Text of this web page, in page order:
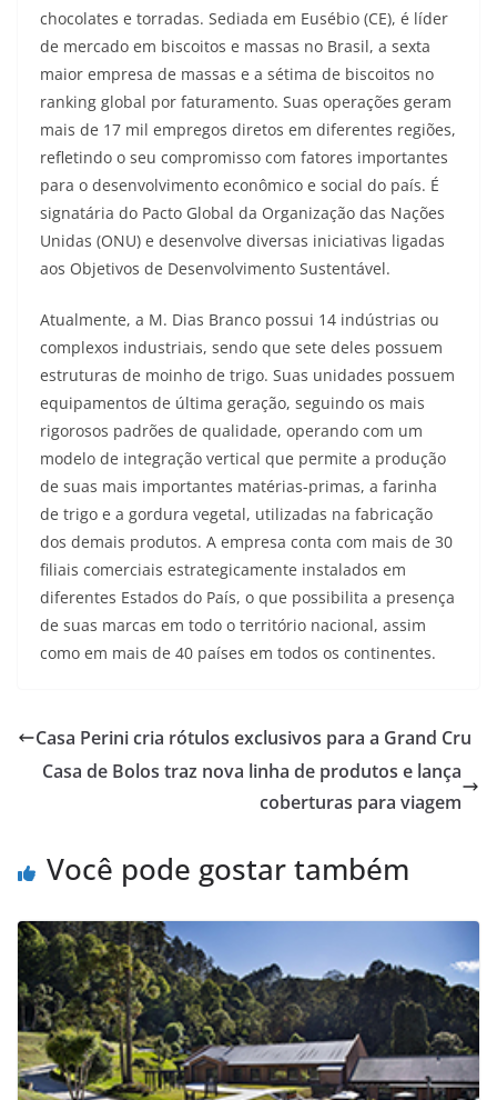
chocolates e torradas. Sediada em Eusébio (CE), é líder
de mercado em biscoitos e massas no Brasil, a sexta
maior empresa de massas e a sétima de biscoitos no
ranking global por faturamento. Suas operações geram
mais de 17 mil empregos diretos em diferentes regiões,
refletindo o seu compromisso com fatores importantes
para o desenvolvimento econômico e social do país. É
signatária do Pacto Global da Organização das Nações
Unidas (ONU) e desenvolve diversas iniciativas ligadas
aos Objetivos de Desenvolvimento Sustentável.
Atualmente, a M. Dias Branco possui 14 indústrias ou
complexos industriais, sendo que sete deles possuem
estruturas de moinho de trigo. Suas unidades possuem
equipamentos de última geração, seguindo os mais
rigorosos padrões de qualidade, operando com um
modelo de integração vertical que permite a produção
de suas mais importantes matérias-primas, a farinha
de trigo e a gordura vegetal, utilizadas na fabricação
dos demais produtos. A empresa conta com mais de 30
filiais comerciais estrategicamente instalados em
diferentes Estados do País, o que possibilita a presença
de suas marcas em todo o território nacional, assim
como em mais de 40 países em todos os continentes.
Casa Perini cria rótulos exclusivos para a Grand Cru
Casa de Bolos traz nova linha de produtos e lança
coberturas para viagem
Você pode gostar também